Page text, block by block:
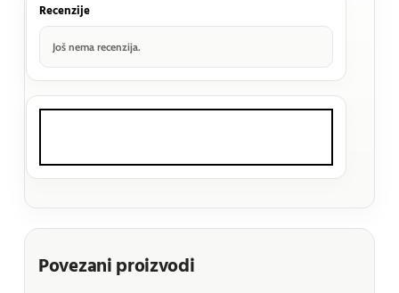
Recenzije
Još nema recenzija.
Povezani proizvodi